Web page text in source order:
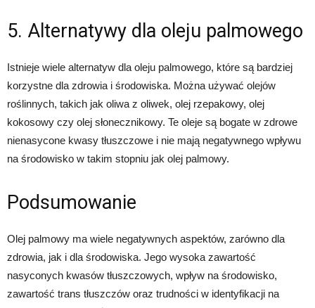
5. Alternatywy dla oleju palmowego
Istnieje wiele alternatyw dla oleju palmowego, które są bardziej
korzystne dla zdrowia i środowiska. Można używać olejów
roślinnych, takich jak oliwa z oliwek, olej rzepakowy, olej
kokosowy czy olej słonecznikowy. Te oleje są bogate w zdrowe
nienasycone kwasy tłuszczowe i nie mają negatywnego wpływu
na środowisko w takim stopniu jak olej palmowy.
Podsumowanie
Olej palmowy ma wiele negatywnych aspektów, zarówno dla
zdrowia, jak i dla środowiska. Jego wysoka zawartość
nasyconych kwasów tłuszczowych, wpływ na środowisko,
zawartość trans tłuszczów oraz trudności w identyfikacji na